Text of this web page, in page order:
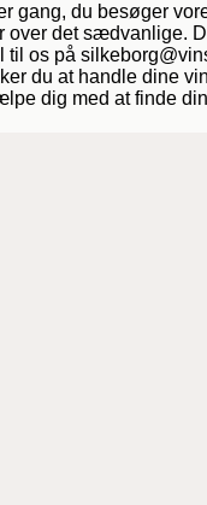
du besøger
det sædvanlige.
os på
du at handle dine
dig med at finde